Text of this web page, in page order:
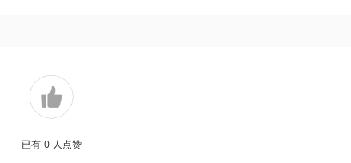
已有 0 人点赞